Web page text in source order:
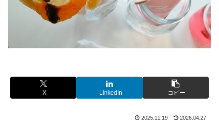
X LinkedIn コピー
2025.11.19 2026.04.27